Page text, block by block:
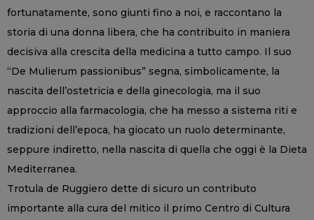
fortunatamente, sono giunti fino a noi, e raccontano la
storia di una donna libera, che ha contribuito in maniera
decisiva alla crescita della medicina a tutto campo. Il suo
“De Mulierum passionibus” segna, simbolicamente, la
nascita dell’ostetricia e della ginecologia, ma il suo
approccio alla farmacologia, che ha messo a sistema riti e
tradizioni dell’epoca, ha giocato un ruolo determinante,
seppure indiretto, nella nascita di quella che oggi è la Dieta
Mediterranea.
Trotula de Ruggiero dette di sicuro un contributo
importante alla cura del mitico il primo Centro di Cultura